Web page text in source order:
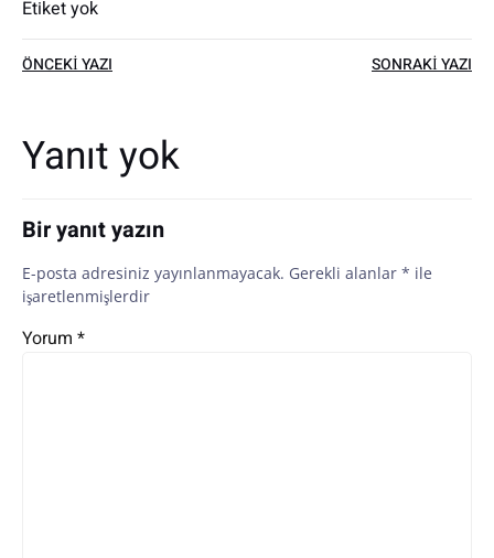
Etiket yok
Yazı
dolaşımı
ÖNCEKI YAZI SONRAKI YAZI
Yanıt yok
Bir yanıt yazın
E-posta adresiniz yayınlanmayacak. Gerekli alanlar * ile
işaretlenmişlerdir
Yorum *